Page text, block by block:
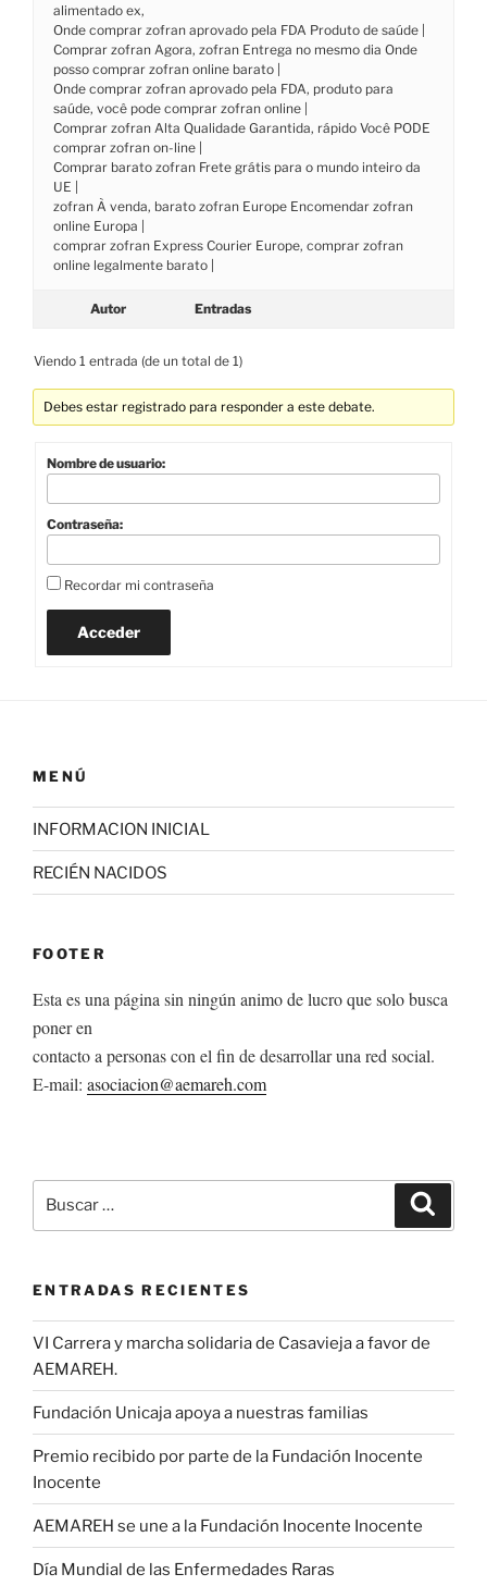
alimentado ex,
Onde comprar zofran aprovado pela FDA Produto de saúde |
Comprar zofran Agora, zofran Entrega no mesmo dia Onde
posso comprar zofran online barato |
Onde comprar zofran aprovado pela FDA, produto para
saúde, você pode comprar zofran online |
Comprar zofran Alta Qualidade Garantida, rápido Você PODE
comprar zofran on-line |
Comprar barato zofran Frete grátis para o mundo inteiro da
UE |
zofran À venda, barato zofran Europe Encomendar zofran
online Europa |
comprar zofran Express Courier Europe, comprar zofran
online legalmente barato |
Autor Entradas
Viendo 1 entrada (de un total de 1)
Debes estar registrado para responder a este debate.
Nombre de usuario:
Contraseña:
Recordar mi contraseña
Acceder
MENÚ
INFORMACION INICIAL
RECIÉN NACIDOS
FOOTER
Esta es una página sin ningún animo de lucro que solo busca
poner en
contacto a personas con el fin de desarrollar una red social.
E-mail: asociacion@aemareh.com
por:
ENTRADAS RECIENTES
VI Carrera y marcha solidaria de Casavieja a favor de
AEMAREH.
Fundación Unicaja apoya a nuestras familias
Premio recibido por parte de la Fundación Inocente
Inocente
AEMAREH se une a la Fundación Inocente Inocente
Día Mundial de las Enfermedades Raras